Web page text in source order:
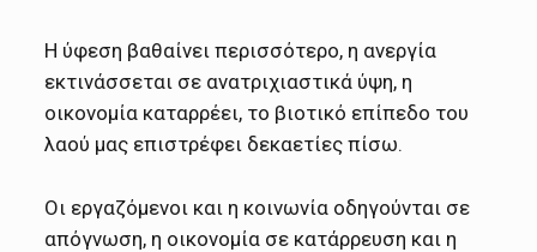
Η ύφεση βαθαίνει περισσότερο, η ανεργία
εκτινάσσεται σε ανατριχιαστικά ύψη, η
οικονομία καταρρέει, το βιοτικό επίπεδο του
λαού μας επιστρέφει δεκαετίες πίσω.
Οι εργαζόμενοι και η κοινωνία οδηγούνται σε
απόγνωση, η οικονομία σε κατάρρευση και η